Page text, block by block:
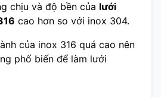
chịu và độ bền của lưới
cao hơn so với inox 304.
của inox 316 quá cao nên
phổ biến để làm lưới